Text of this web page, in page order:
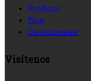
Prédicas
Blog
Devocionales
Visítenos